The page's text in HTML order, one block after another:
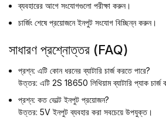
ব্যবহারের আগে সংযোগগুলো পরীক্ষা করুন।
চার্জিং শেষে প্রয়োজনে ইনপুট সংযোগ বিচ্ছিন্ন করুন।
সাধারণ প্রশ্নোত্তর (FAQ)
প্রশ্ন: এটি কোন ধরনের ব্যাটারি চার্জ করতে পারে?
উত্তর: এটি 2S 18650 লিথিয়াম ব্যাটারি প্যাক চার্জ
প্রশ্ন: কত ভোল্ট ইনপুট প্রয়োজন?
উত্তর: 5V ইনপুট ব্যবহার করা সবচেয়ে উপযুক্ত।